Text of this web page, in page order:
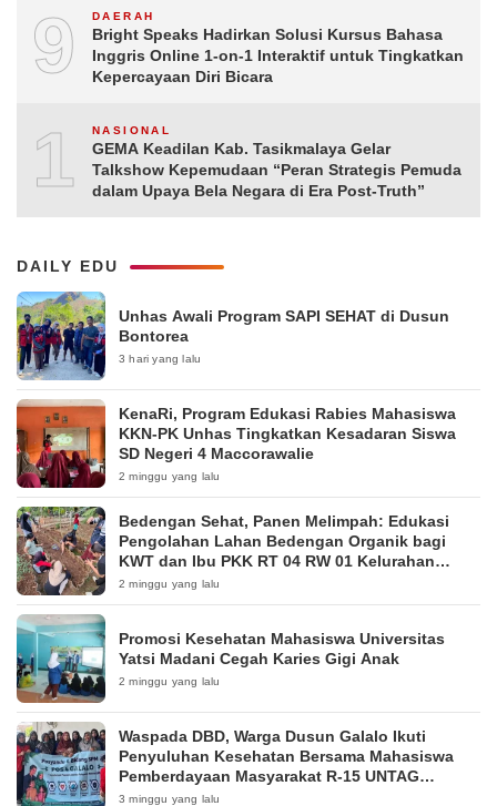
9 DAERAH
Bright Speaks Hadirkan Solusi Kursus Bahasa
Inggris Online 1-on-1 Interaktif untuk Tingkatkan
Kepercayaan Diri Bicara
10NASIONAL
GEMA Keadilan Kab. Tasikmalaya Gelar
Talkshow Kepemudaan “Peran Strategis Pemuda
dalam Upaya Bela Negara di Era Post-Truth”
DAILY EDU
Unhas Awali Program SAPI SEHAT di Dusun
Bontorea
3 hari yang lalu
KenaRi, Program Edukasi Rabies Mahasiswa
KKN-PK Unhas Tingkatkan Kesadaran Siswa
SD Negeri 4 Maccorawalie
2 minggu yang lalu
Bedengan Sehat, Panen Melimpah: Edukasi
Pengolahan Lahan Bedengan Organik bagi
KWT dan Ibu PKK RT 04 RW 01 Kelurahan
Pakintelan
2 minggu yang lalu
Promosi Kesehatan Mahasiswa Universitas
Yatsi Madani Cegah Karies Gigi Anak
2 minggu yang lalu
Waspada DBD, Warga Dusun Galalo Ikuti
Penyuluhan Kesehatan Bersama Mahasiswa
Pemberdayaan Masyarakat R-15 UNTAG
Surabaya 2026
3 minggu yang lalu